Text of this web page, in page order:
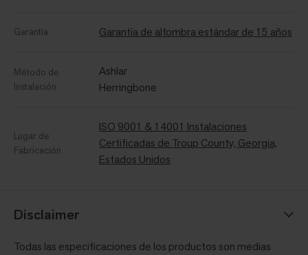
Garantía Garantía de alfombra estándar de 15 años
Método de
Instalación
Ashlar
Herringbone
Lugar de
Fabricación
ISO 9001 & 14001 Instalaciones
Certificadas de Troup County, Georgia,
Estados Unidos
Disclaimer
Todas las especificaciones de los productos son medias